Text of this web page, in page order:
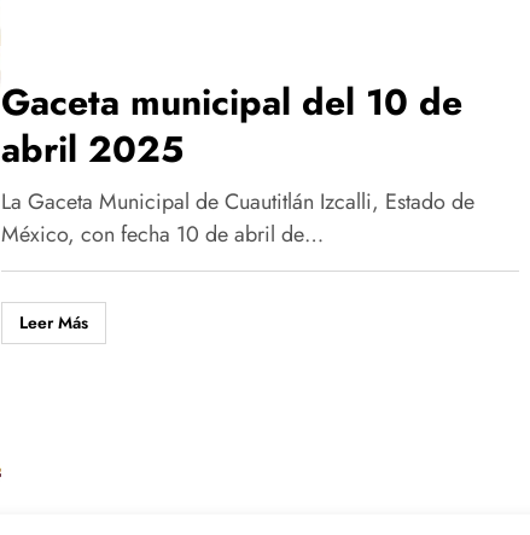
Gaceta municipal del 10 de
abril 2025
La Gaceta Municipal de Cuautitlán Izcalli, Estado de
México, con fecha 10 de abril de…
Leer Más